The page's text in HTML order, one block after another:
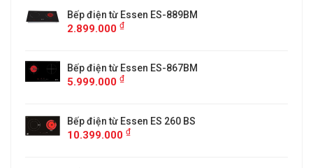
Bếp điện từ Essen ES-889BM
2.899.000 ₫
Bếp điện từ Essen ES-867BM
5.999.000 ₫
Bếp điện từ Essen ES 260 BS
10.399.000 ₫